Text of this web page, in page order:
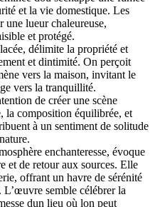
et la vie domestique. Les
une lueur chaleureuse,
et protégé.
délimite la propriété et
et dintimité. On perçoit
vers la maison, invitant le
vers la tranquillité.
de créer une scène
la composition équilibrée, et
à un sentiment de solitude
enchanteresse, évoque
et de retour aux sources. Elle
offrant un havre de sérénité
semble célébrer la
dun lieu où lon peut